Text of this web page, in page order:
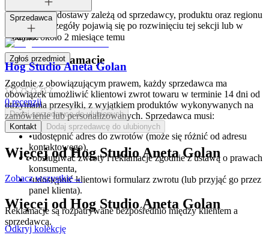
Opcje i koszt dostawy zależą od sprzedawcy, produktu oraz regionu
dostawy. Szczegóły pojawią się po rozwinięciu tej sekcji lub w
koszyku.
Zwroty i reklamacje
Zgodnie z obowiązującym prawem, każdy sprzedawca ma
obowiązek umożliwić klientowi zwrot towaru w terminie 14 dni od
otrzymania przesyłki, z wyjątkiem produktów wykonywanych na
zamówienie lub personalizowanych. Sprzedawca musi:
•udostępnić adres do zwrotów (może się różnić od adresu
kontaktowego),
•obsługiwać zwroty i reklamacje zgodnie z ustawą o prawach
konsumenta,
•udostępnić klientowi formularz zwrotu (lub przyjąć go przez
panel klienta).
Reklamacje są rozpatrywane bezpośrednio między klientem a
sprzedawcą.
Tagi:
Dodano:około 2 miesiące temu
Zgłoś przedmiot
Sprzedawca
Hog Studio Aneta Golan
0recenzji
Dodaj sprzedawcę do ulubionych
Kontakt
Dodaj sprzedawcę do ulubionych
Więcej odHog Studio Aneta Golan
Zobacz wszystkie→
Więcej od Hog Studio Aneta Golan
Odkryj kolekcję